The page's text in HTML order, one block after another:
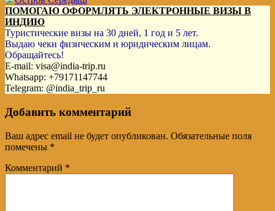
ПОМОГАЮ ОФОРМЛЯТЬ ЭЛЕКТРОННЫЕ ВИЗЫ В
ИНДИЮ
Туристические визы на 30 дней, 1 год и 5 лет.
Выдаю чеки физическим и юридическим лицам.
Обращайтесь!
E-mail: visa@india-trip.ru
Whatsapp: +79171147744
Telegram: @india_trip_ru
Добавить комментарий
Ваш адрес email не будет опубликован. Обязательные поля
помечены *
Комментарий *